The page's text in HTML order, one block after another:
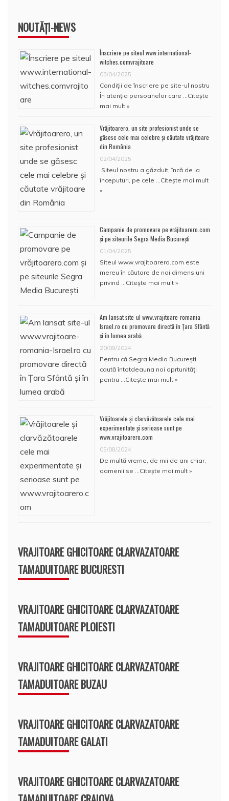
NOUTĂȚI-NEWS
Înscriere pe siteul www.international-
witches.comvrajitoare
03/04/2025
Condiţii de înscriere pe site-ul nostru
În atenţia persoanelor care …Citește
mai mult »
Vrăjitoarero, un site profesionist unde se
găsesc cele mai celebre și căutate vrăjitoare
din România
02/04/2025
Siteul nostru a găzduit, încă de la
începuturi, pe cele …Citește mai mult
»
Campanie de promovare pe vrăjitoarero.com
și pe siteurile Segra Media București
01/04/2025
Siteul www.vrajitoarero.com este
mereu în căutare de noi dimensiuni
privind …Citește mai mult »
Am lansat site-ul www.vrajitoare-romania-
Israel.ro cu promovare directă în Țara Sfântă
și în lumea arabă
20/09/2024
Pentru că Segra Media București
caută întotdeauna noi oprtunități
pentru …Citește mai mult »
Vrăjitoarele și clarvăzătoarele cele mai
experimentate și serioase sunt pe
www.vrajitoarero.com
05/08/2024
De multă vreme, de mii de ani chiar,
oamenii se …Citește mai mult »
VRAJITOARE GHICITOARE CLARVAZATOARE
TAMADUITOARE BUCURESTI
VRAJITOARE GHICITOARE CLARVAZATOARE
TAMADUITOARE PLOIESTI
VRAJITOARE GHICITOARE CLARVAZATOARE
TAMADUITOARE BUZAU
VRAJITOARE GHICITOARE CLARVAZATOARE
TAMADUITOARE GALATI
VRAJITOARE GHICITOARE CLARVAZATOARE